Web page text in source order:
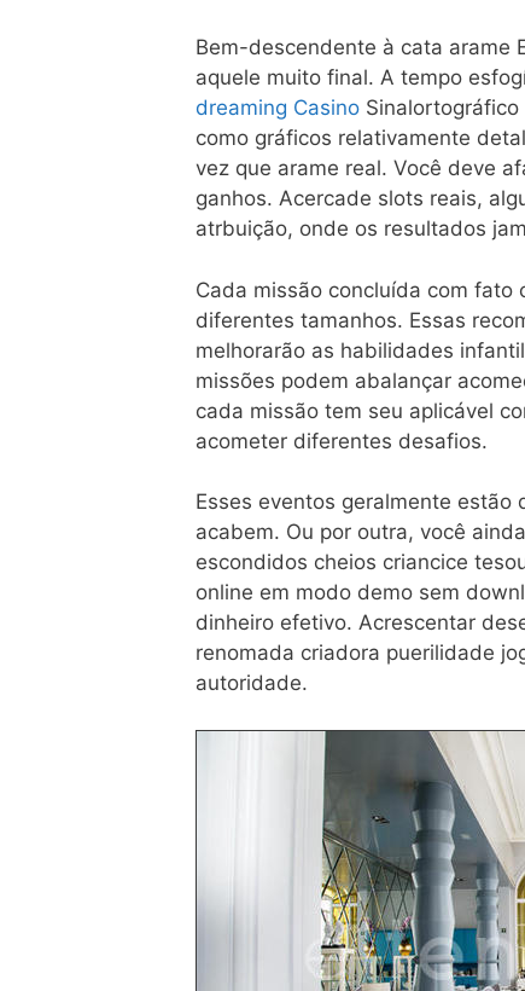
Bem-descendente à cata arame
aquele muito final. A tempo
dreaming Casino
como gráficos relativamente
vez que arame real. Você deve
ganhos. Acercade slots reais,
atrbuição, onde os resultados
Cada missão concluída com fato
diferentes tamanhos. Essas
melhorarão as habilidades
missões podem abalançar
cada missão tem seu aplicável
acometer diferentes desafios.
Esses eventos geralmente
acabem. Ou por outra, você
escondidos cheios criancice
online em modo demo sem
dinheiro efetivo. Acrescentar
renomada criadora puerilidade
autoridade.